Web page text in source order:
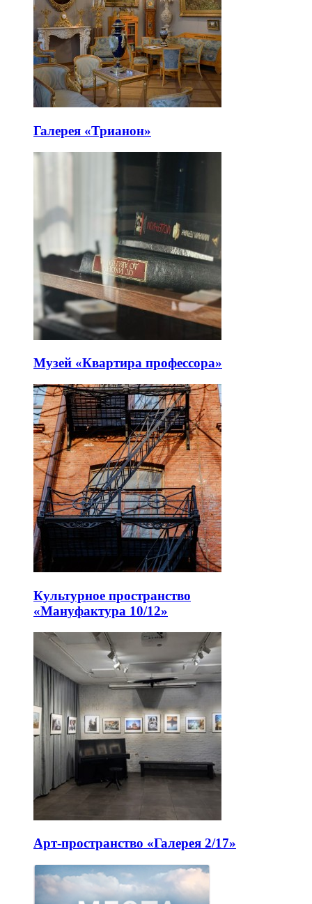
Галерея «Трианон»
Музей «Квартира профессора»
Культурное пространство
«Мануфактура 10/12»
Арт-пространство «Галерея 2/17»